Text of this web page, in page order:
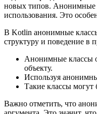
новых типов. Анонимные
использования. Это
В Kotlin анонимные
структуру и поведение в
Анонимные классы
объекту.
Используя
Такие классы могут
Важно отметить, что